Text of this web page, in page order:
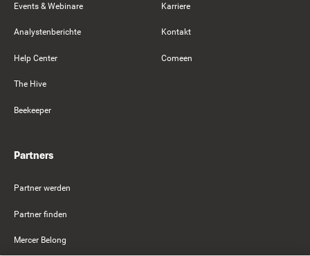
Events & Webinare
Analystenberichte
Help Center
The Hive
Beekeeper
Karriere
Kontakt
Comeen
Partners
Partner werden
Partner finden
Mercer Belong